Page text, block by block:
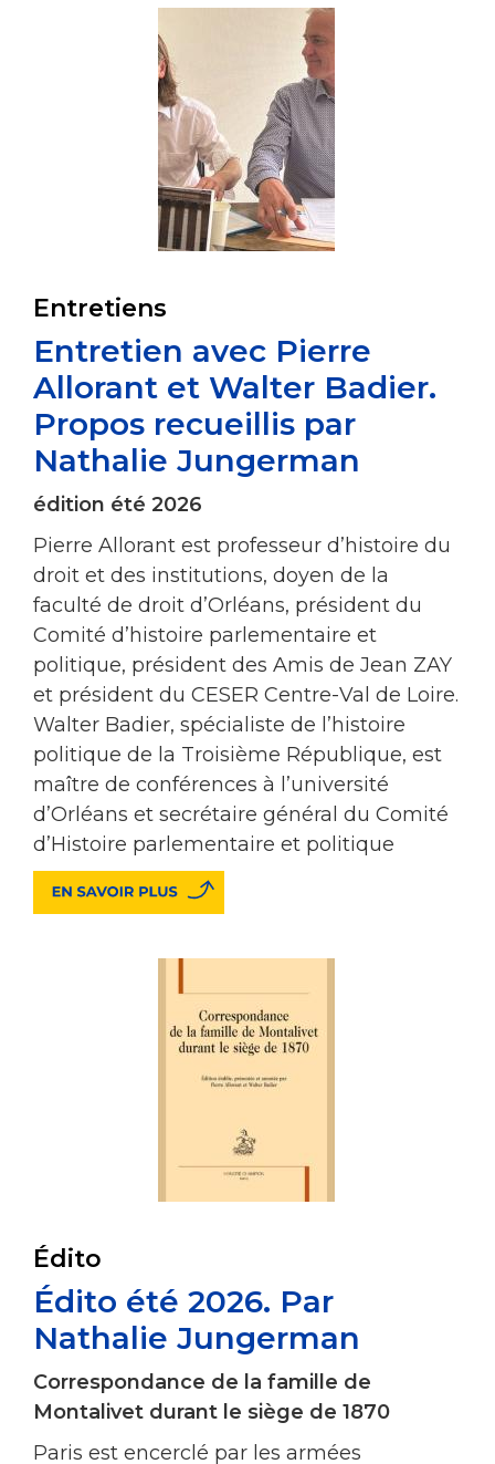
Entretiens
Entretien avec Pierre
Allorant et Walter Badier.
Propos recueillis par
Nathalie Jungerman
édition été 2026
Pierre Allorant est professeur d’histoire du
droit et des institutions, doyen de la
faculté de droit d’Orléans, président du
Comité d’histoire parlementaire et
politique, président des Amis de Jean ZAY
et président du CESER Centre-Val de Loire.
Walter Badier, spécialiste de l’histoire
politique de la Troisième République, est
maître de conférences à l’université
d’Orléans et secrétaire général du Comité
d’Histoire parlementaire et politique
Édito
Édito été 2026. Par
Nathalie Jungerman
Correspondance de la famille de
Montalivet durant le siège de 1870
Paris est encerclé par les armées